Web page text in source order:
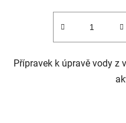
Přípravek k úpravě vody z